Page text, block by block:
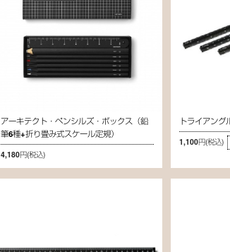
アーキテクト・ペンシルズ・ボックス（鉛
筆6種+折り畳み式スケール定規）
4,180円(税込)
トライアン
1,100円(税込)